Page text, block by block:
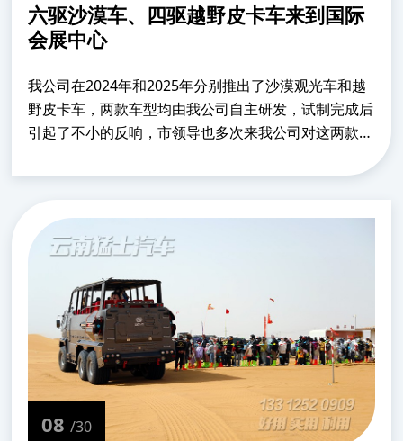
六驱沙漠车、四驱越野皮卡车来到国际
会展中心
我公司在2024年和2025年分别推出了沙漠观光车和越
野皮卡车，两款车型均由我公司自主研发，试制完成后
引起了不小的反响，市领导也多次来我公司对这两款车
邀请，参加汽配展会。两款新车型因别具一格的外观设
08/30